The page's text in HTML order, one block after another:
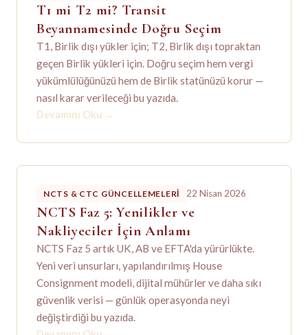
T1 mi T2 mi? Transit
Beyannamesinde Doğru Seçim
T1, Birlik dışı yükler için; T2, Birlik dışı topraktan
geçen Birlik yükleri için. Doğru seçim hem vergi
yükümlülüğünüzü hem de Birlik statünüzü korur —
nasıl karar verileceği bu yazıda.
Devamını Oku →
NCTS & CTC GÜNCELLEMELERI 22 Nisan 2026
NCTS Faz 5: Yenilikler ve
Nakliyeciler İçin Anlamı
NCTS Faz 5 artık UK, AB ve EFTA'da yürürlükte.
Yeni veri unsurları, yapılandırılmış House
Consignment modeli, dijital mühürler ve daha sıkı
güvenlik verisi — günlük operasyonda neyi
değiştirdiği bu yazıda.